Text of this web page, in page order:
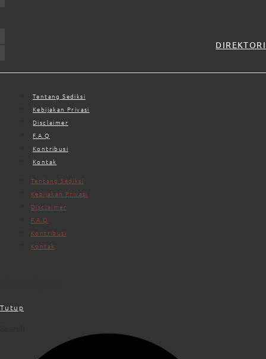
DIREKTORI
Tentang Sediksi
Kebijakan Privasi
Disclaimer
F.A.Q
Kontribusi
Kontak
Tentang Sediksi
Kebijakan Privasi
Disclaimer
F.A.Q
Kontribusi
Kontak
Tutup